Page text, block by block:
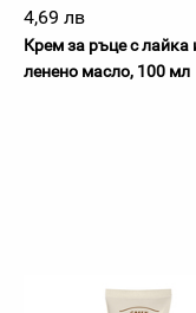
4,69 лв
Крем за ръце с лайка
ленено масло, 100 мл